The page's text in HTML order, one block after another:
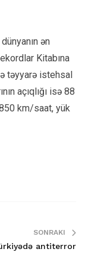
ən
Kitabına
təyyarə istehsal
açıqlığı isə 88
km/saat, yük
SONRAKI
antiterror